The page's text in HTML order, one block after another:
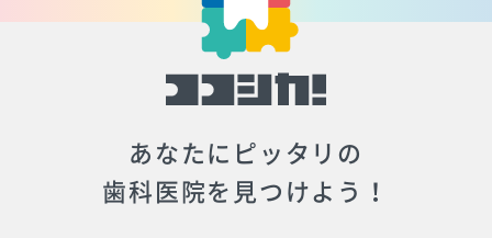
あなたにピッタリの
歯科医院を見つけよう！